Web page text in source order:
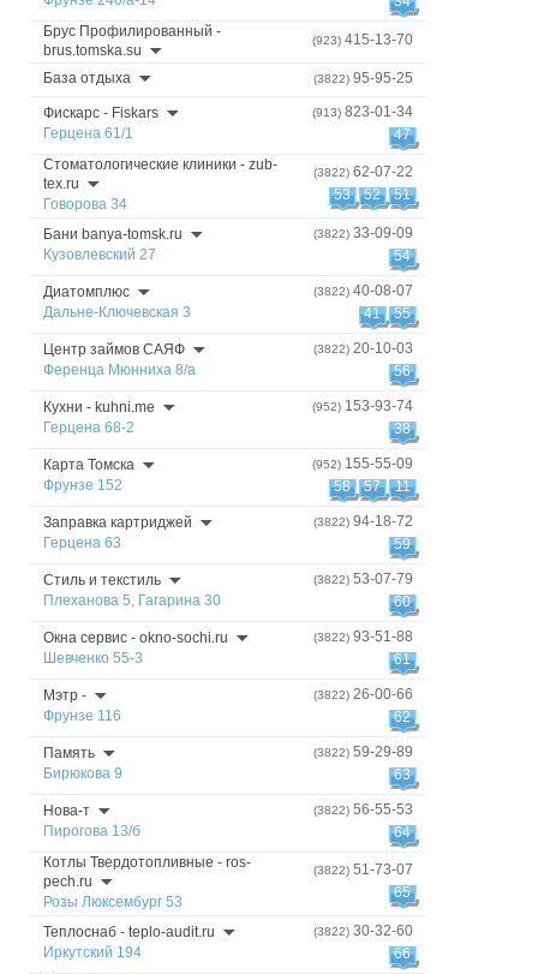
Брус Профилированный -
brus.tomska.su
(923) 415-13-70
База отдыха (3822) 95-95-25
Фискарс - Fiskars
Герцена 61/1
(913) 823-01-34
47
Стоматологические клиники - zub-
tex.ru
Говорова 34
(3822) 62-07-22
51
52
53
Бани banya-tomsk.ru
Кузовлевский 27
(3822) 33-09-09
54
Диатомплюс
Дальне-Ключевская 3
(3822) 40-08-07
55
41
Центр займов САЯФ
Ференца Мюнниха 8/а
(3822) 20-10-03
56
Кухни - kuhni.me
Герцена 68-2
(952) 153-93-74
38
Карта Томска
Фрунзе 152
(952) 155-55-09
11
57
58
Заправка картриджей
Герцена 63
(3822) 94-18-72
59
Стиль и текстиль
Плеханова 5, Гагарина 30
(3822) 53-07-79
60
Окна сервис - okno-sochi.ru
Шевченко 55-3
(3822) 93-51-88
61
Мэтр -
Фрунзе 116
(3822) 26-00-66
62
Память
Бирюкова 9
(3822) 59-29-89
63
Нова-т
Пирогова 13/б
(3822) 56-55-53
64
Котлы Твердотопливные - ros-
pech.ru
Розы Люксембург 53
(3822) 51-73-07
65
Теплоснаб - teplo-audit.ru
Иркутский 194
(3822) 30-32-60
66